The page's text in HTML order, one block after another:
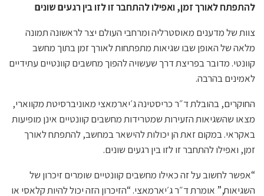
להתפתח לאורך זמן, ואפילו להתחבר זו לזו בין רגעים שונים
צוות של מדענים מאוסטרליה ומרחבי העולם יצר לראשונה תמונה
מלאה של האופן שבו שגיאות מתפתחות לאורך זמן בתוך מחשב
קוונטי. מדובר בפריצת דרך שעשויה להפוך מחשבים קוונטיים עתידיים
לאמינים בהרבה.
החוקרים, בהובלת ד״ר כריסטינה ג׳יארמאצי מאוניברסיטת מקווארי,
מצאו שהשגיאות הזעירות שמטרידות מחשבים קוונטיים אינן מופיעות
באקראי. במקום זאת הן יכולות להישאר במחשב, להתפתח לאורך
זמן, ואפילו להתחבר זו לזו בין רגעים שונים.
“אפשר לחשוב על זה כאילו מחשבים קוונטיים שומרים זיכרון של
השגיאות,” אומרת ד״ר ג׳יארמאצי. “הזיכרון הזה יכול להיות קלאסי או